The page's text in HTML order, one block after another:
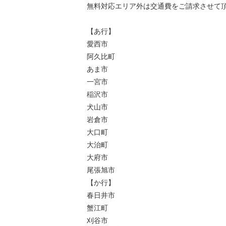
無料対応エリア外は交通費をご請求させて
【あ行】
愛西市
阿久比町
あま市
一宮市
稲沢市
犬山市
岩倉市
大口町
大治町
大府市
尾張旭市
【か行】
春日井市
蟹江町
刈谷市